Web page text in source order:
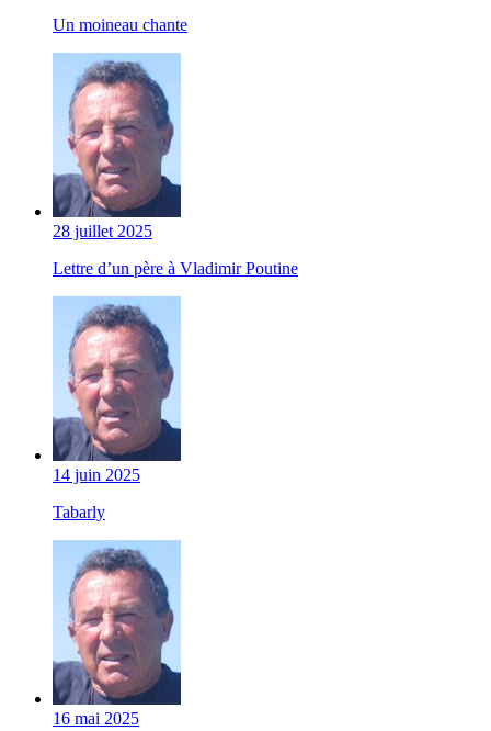
Un moineau chante
28 juillet 2025
Lettre d’un père à Vladimir Poutine
14 juin 2025
Tabarly
16 mai 2025